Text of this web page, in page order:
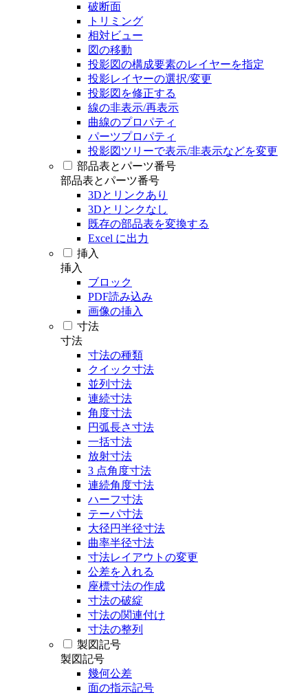
破断面
トリミング
相対ビュー
図の移動
投影図の構成要素のレイヤーを指定
投影レイヤーの選択/変更
投影図を修正する
線の非表示/再表示
曲線のプロパティ
パーツプロパティ
投影図ツリーで表示/非表示などを変更
部品表とパーツ番号
部品表とパーツ番号
3Dとリンクあり
3Dとリンクなし
既存の部品表を変換する
Excel に出力
挿入
挿入
ブロック
PDF読み込み
画像の挿入
寸法
寸法
寸法の種類
クイック寸法
並列寸法
連続寸法
角度寸法
円弧長さ寸法
一括寸法
放射寸法
3 点角度寸法
連続角度寸法
ハーフ寸法
テーパ寸法
大径円半径寸法
曲率半径寸法
寸法レイアウトの変更
公差を入れる
座標寸法の作成
寸法の破綻
寸法の関連付け
寸法の整列
製図記号
製図記号
幾何公差
面の指示記号